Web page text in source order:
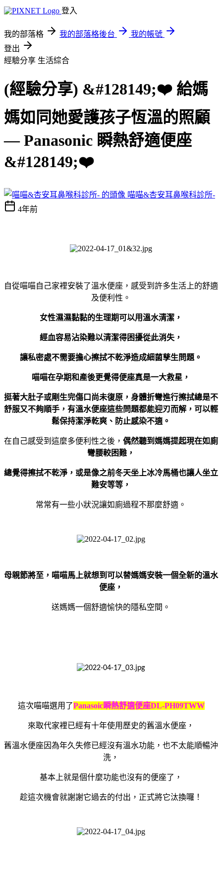
登入
我的部落格 我的部落格後台
我的帳號
登出
經驗分享 生活綜合
(經驗分享) &#128149;❤️ 給媽
媽如同她愛護孩子恆溫的照顧
— Panasonic 瞬熱舒適便座
&#128149;❤️
喵喵&杏安耳鼻喉科診所-
4年前
自從喵喵自己家裡安裝了溫水便座，感受到許多生活上的舒適
及便利性。
女性濕濕黏黏的生理期可以用溫水清潔，
經血容易沾染難以清潔得困擾從此消失，
讓私密處不需要擔心擦拭不乾淨造成細菌孳生問題。
喵喵在孕期和產後更覺得便座真是一大救星，
挺著大肚子或剛生完傷口尚未復原，身體折彎進行擦拭總是不
舒服又不夠順手，有溫水便座這些問題都能迎刃而解，可以輕
鬆保持潔淨乾爽、防止感染不適。
在自己感受到這麼多便利性之後， 偶然聽到媽媽提起現在如廁
彎腰較困難，
總覺得擦拭不乾淨，或是像之前冬天坐上冰冷馬桶也讓人坐立
難安等等，
常常有一些小狀況讓如廁過程不那麼舒適。
母親節將至，喵喵馬上就想到可以替媽媽安裝一個全新的溫水
便座，
送媽媽一個舒適愉快的隱私空間。
這次喵喵選用了Panasoic瞬熱舒適便座DL-PH09TWW
來取代家裡已經有十年使用歷史的舊溫水便座，
舊溫水便座因為年久失修已經沒有溫水功能，也不太能順暢沖
洗，
基本上就是個什麼功能也沒有的便座了，
趁這次機會就謝謝它過去的付出，正式將它汰換囉！